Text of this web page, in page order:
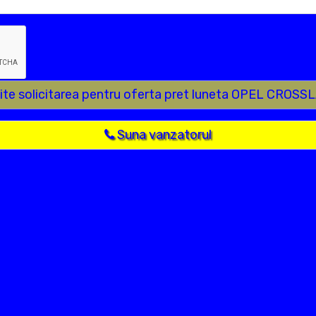
solicitarea pentru oferta pret luneta OPEL
Suna vanzatorul